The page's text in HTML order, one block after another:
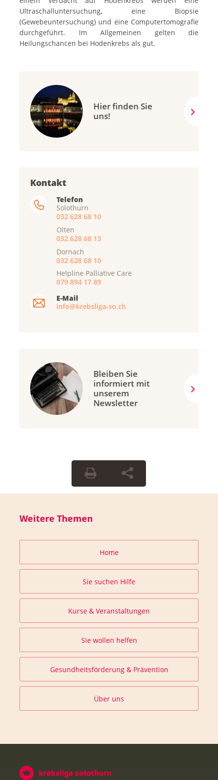
Ultraschalluntersuchung, eine Biopsie
(Gewebeuntersuchung) und eine Computertomografie
durchgeführt. Im Allgemeinen gelten die
Heilungschancen bei Hodenkrebs als gut.
Hier finden Sie
uns!
Kontakt
Telefon
Solothurn
032 628 68 10
Olten
032 628 68 13
Dornach
032 628 68 10
Helpline Palliative Care
079 894 17 89
E-Mail
info@krebsliga-so.ch
Bleiben Sie
informiert mit
unserem
Newsletter
Weitere Themen
Home
Sie suchen Hilfe
Kurse & Veranstaltungen
Sie wollen helfen
Gesundheitsförderung & Prävention
Über uns